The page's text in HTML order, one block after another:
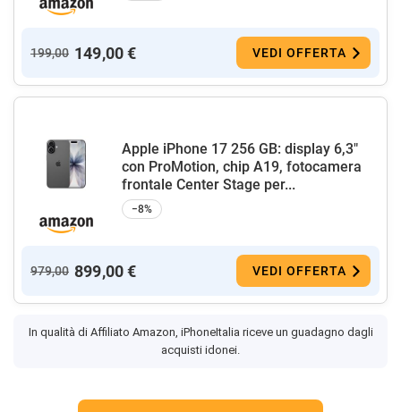
199,00 149,00 € VEDI OFFERTA
Apple iPhone 17 256 GB: display 6,3"
con ProMotion, chip A19, fotocamera
frontale Center Stage per...
−8%
979,00 899,00 € VEDI OFFERTA
In qualità di Affiliato Amazon, iPhoneItalia riceve un guadagno dagli
acquisti idonei.